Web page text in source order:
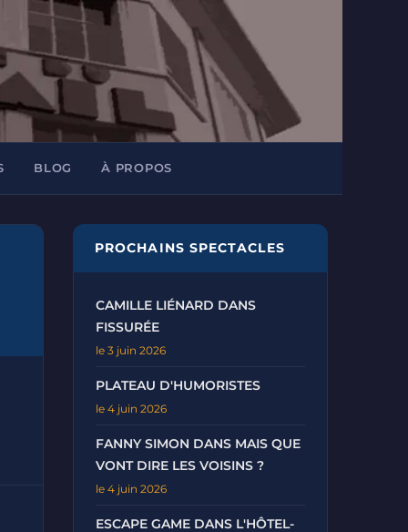
BLOG À PROPOS
PROCHAINS SPECTACLES
CAMILLE LIÉNARD DANS
FISSURÉE
le 3 juin 2026
PLATEAU D'HUMORISTES
le 4 juin 2026
FANNY SIMON DANS MAIS QUE
VONT DIRE LES VOISINS ?
le 4 juin 2026
ESCAPE GAME DANS L'HÔTEL-